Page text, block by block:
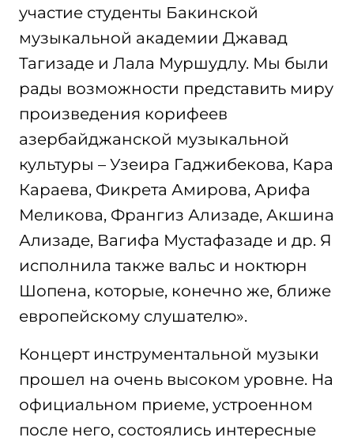
участие студенты Бакинской
музыкальной академии Джавад
Тагизаде и Лала Муршудлу. Мы были
рады возможности представить миру
произведения корифеев
азербайджанской музыкальной
культуры – Узеира Гаджибекова, Кара
Караева, Фикрета Амирова, Арифа
Меликова, Франгиз Ализаде, Акшина
Ализаде, Вагифа Мустафазаде и др. Я
исполнила также вальс и ноктюрн
Шопена, которые, конечно же, ближе
европейскому слушателю».
Концерт инструментальной музыки
прошел на очень высоком уровне. На
официальном приеме, устроенном
после него, состоялись интересные